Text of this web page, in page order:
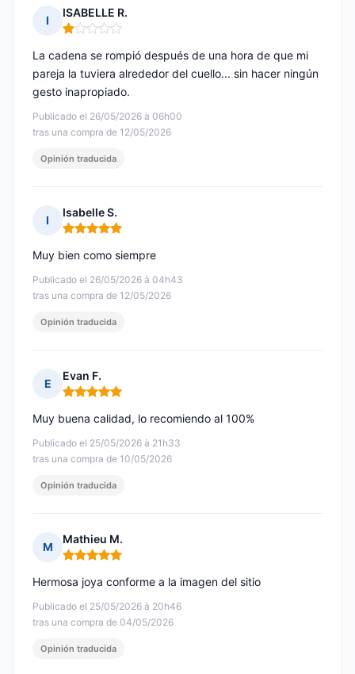
I
ISABELLE R.
Nota: 1 de 5
Publicado el 26/05/2026 à 06h00
tras una compra de 12/05/2026
La cadena se rompió después de una hora de que mi
pareja la tuviera alrededor del cuello... sin hacer ningún
gesto inapropiado.
Opinión traducida
I
Isabelle S.
Nota: 5 de 5
Publicado el 26/05/2026 à 04h43
tras una compra de 12/05/2026
Muy bien como siempre
Opinión traducida
E
Evan F.
Nota: 5 de 5
Publicado el 25/05/2026 à 21h33
tras una compra de 10/05/2026
Muy buena calidad, lo recomiendo al 100%
Opinión traducida
M
Mathieu M.
Nota: 5 de 5
Publicado el 25/05/2026 à 20h46
tras una compra de 04/05/2026
Hermosa joya conforme a la imagen del sitio
Opinión traducida